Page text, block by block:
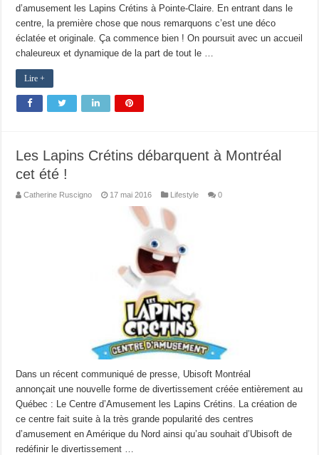
d’amusement les Lapins Crétins à Pointe-Claire. En entrant dans le
centre, la première chose que nous remarquons c’est une déco
éclatée et originale. Ça commence bien ! On poursuit avec un accueil
chaleureux et dynamique de la part de tout le …
Lire +
Les Lapins Crétins débarquent à Montréal
cet été !
Catherine Ruscigno 17 mai 2016 Lifestyle 0
Dans un récent communiqué de presse, Ubisoft Montréal
annonçait une nouvelle forme de divertissement créée entièrement au
Québec : Le Centre d’Amusement les Lapins Crétins. La création de
ce centre fait suite à la très grande popularité des centres
d’amusement en Amérique du Nord ainsi qu’au souhait d’Ubisoft de
redéfinir le divertissement …